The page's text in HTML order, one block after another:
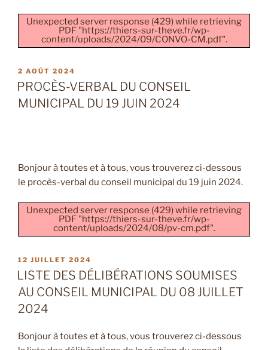
Unexpected server response (429) while retrieving
PDF "https://thiers-sur-theve.fr/wp-
content/uploads/2024/09/CONVO-CM.pdf".
PUBLIÉ
LE
2 AOÛT 2024
PROCÈS-VERBAL DU CONSEIL
MUNICIPAL DU 19 JUIN 2024
Bonjour à toutes et à tous, vous trouverez ci-dessous
le procès-verbal du conseil municipal du 19 juin 2024.
Unexpected server response (429) while retrieving
PDF "https://thiers-sur-theve.fr/wp-
content/uploads/2024/08/pv-cm.pdf".
PUBLIÉ
LE
12 JUILLET 2024
LISTE DES DÉLIBÉRATIONS SOUMISES
AU CONSEIL MUNICIPAL DU 08 JUILLET
2024
Bonjour à toutes et à tous, vous trouverez ci-dessous